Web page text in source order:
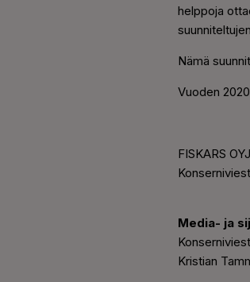
helppoja
Nämä
Vuoden
FISKARS
Media- ja
Kristian